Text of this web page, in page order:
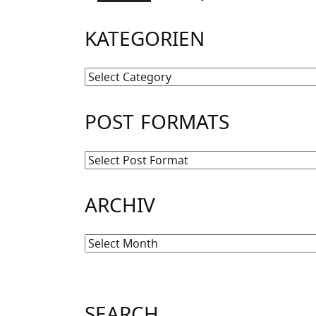
KATEGORIEN
Kategorien
POST FORMATS
ARCHIV
Archiv